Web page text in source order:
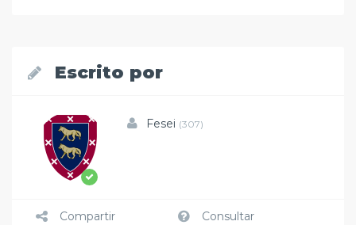
Escrito por
Fesei (307)
Compartir
Consultar